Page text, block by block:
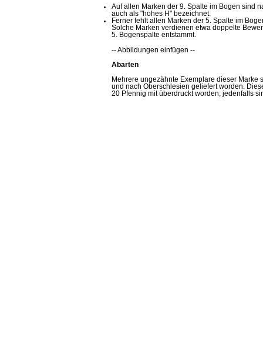
Auf allen Marken der 9. Spalte im Bogen sind
auch als "hohes H" bezeichnet.
Ferner fehlt allen Marken der 5. Spalte im
Solche Marken verdienen etwa doppelte
5. Bogenspalte entstammt.
-- Abbildungen einfügen --
Abarten
Mehrere ungezähnte Exemplare dieser
und nach Oberschlesien geliefert worden.
20 Pfennig mit überdruckt worden; jedenfalls